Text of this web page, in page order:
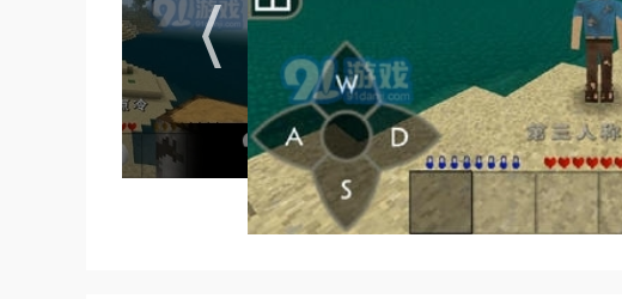
1. 高度自由：游戏中的自由度极高，玩家可以自由探索、
2. 丰富的游戏模式：提供多种游戏模式，满足不同玩家的
3. 专业的声效设计：为玩家带来更加沉浸式的游戏体验。
4. 多种装备选择：玩家可以获得游戏里所有的物品，包括